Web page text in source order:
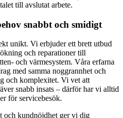
till avslutat arbete.
snabbt och smidigt
unikt. Vi erbjuder ett brett utbud
och reparationer till
och värmesystem. Våra erfarna
med samma noggrannhet och
och komplexitet. Vi vet att
snabb insats – därför har vi alltid
för servicebesök.
och kundnöjdhet ger vi dig